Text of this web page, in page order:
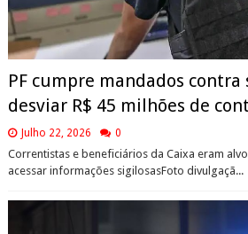
PF cumpre mandados contra
desviar R$ 45 milhões de
Julho 22, 2026 0
Correntistas e beneficiários da Caixa eram
acessar informações sigilosasFoto divulgaçã...